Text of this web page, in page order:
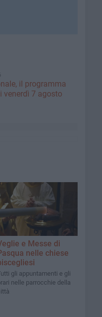
il programma
venerdì 7 agosto
e Messe di
nelle chiese
gli appuntamenti e gli
nelle parrocchie della